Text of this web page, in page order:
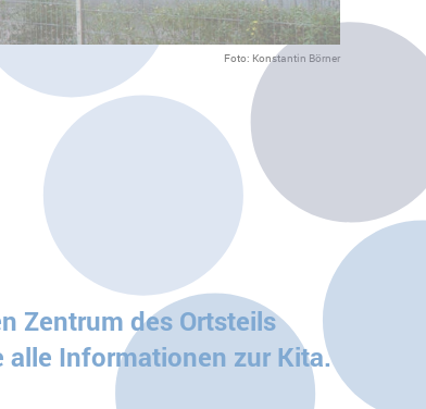
Foto: Konstantin Börner
Zentrum des Ortsteils
alle Informationen zur Kita.